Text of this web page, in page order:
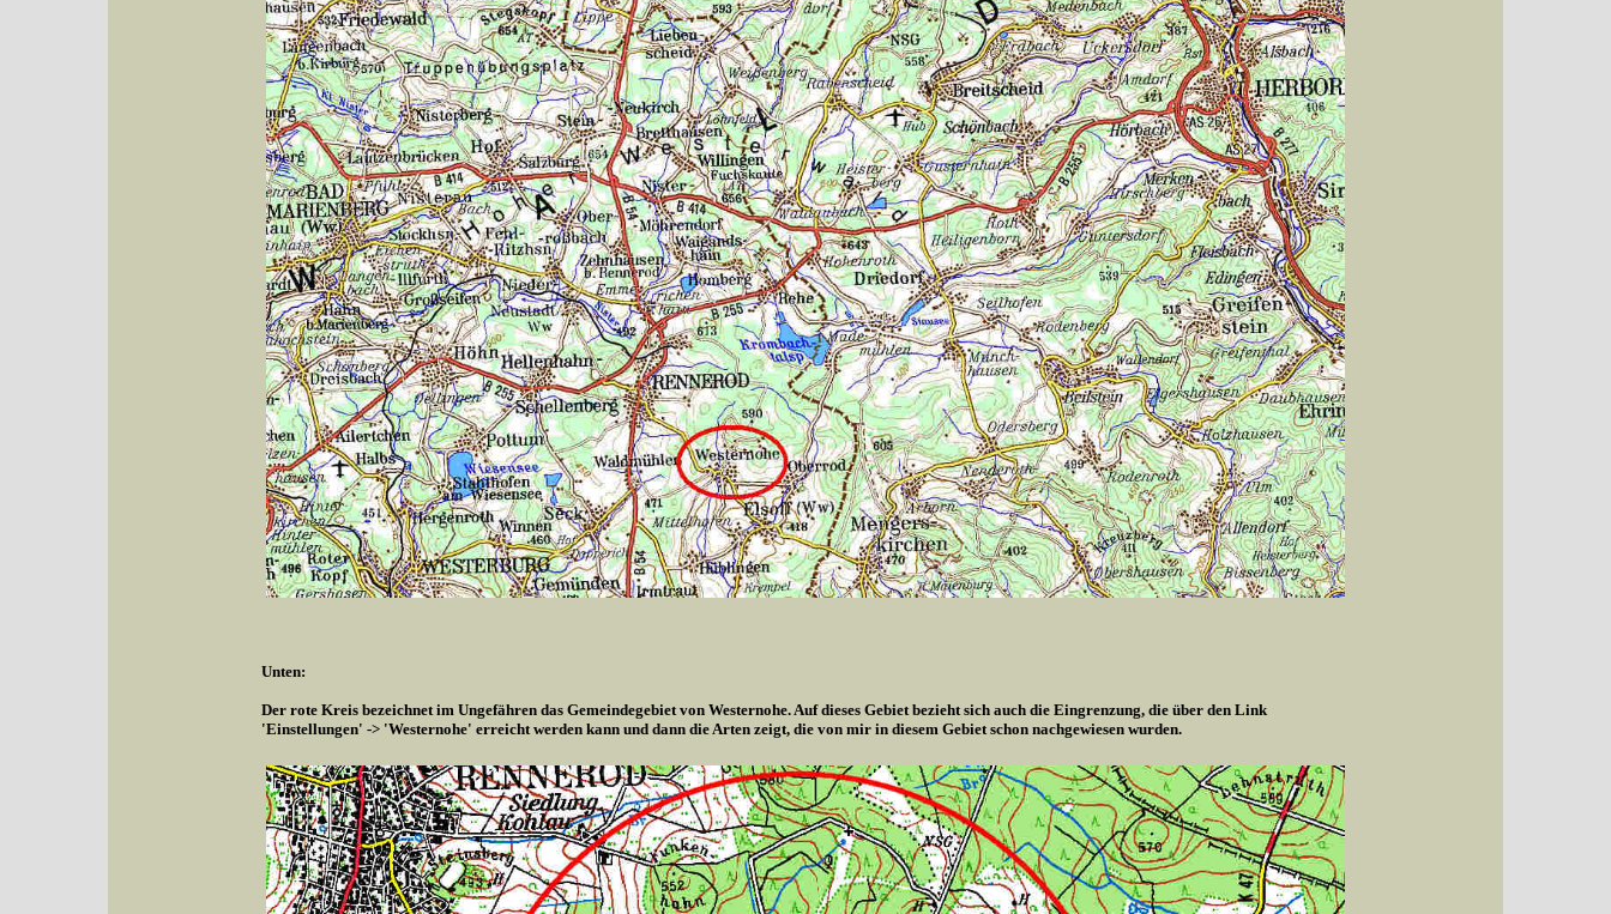
Unten:
Der rote Kreis bezeichnet im Ungefähren das Gemeindegebiet von Westernohe. Auf dieses Gebiet bezieht sich auch die Eingrenzung, die über den Link
'Einstellungen' -> 'Westernohe' erreicht werden kann und dann die Arten zeigt, die von mir in diesem Gebiet schon nachgewiesen wurden.